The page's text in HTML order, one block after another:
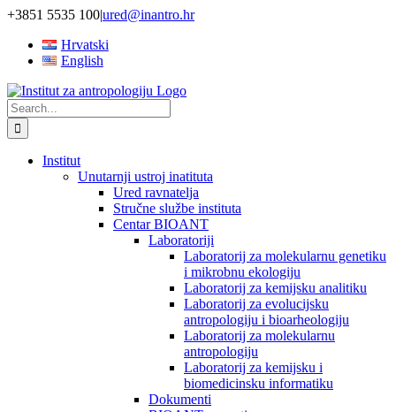
Skip
content
+3851 5535 100|ured@inantro.hr
Hrvatski
English
Search
for:
Institut
Unutarnji ustroj inatituta
Ured ravnatelja
Stručne službe instituta
Centar BIOANT
Laboratoriji
Laboratorij za molekularnu genetiku
i mikrobnu ekologiju
Laboratorij za kemijsku analitiku
Laboratorij za evolucijsku
antropologiju i bioarheologiju
Laboratorij za molekularnu
antropologiju
Laboratorij za kemijsku i
biomedicinsku informatiku
Dokumenti